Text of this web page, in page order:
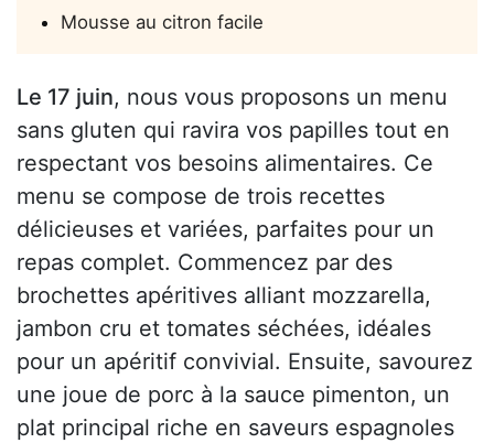
Mousse au citron facile
Le 17 juin, nous vous proposons un menu
sans gluten qui ravira vos papilles tout en
respectant vos besoins alimentaires. Ce
menu se compose de trois recettes
délicieuses et variées, parfaites pour un
repas complet. Commencez par des
brochettes apéritives alliant mozzarella,
jambon cru et tomates séchées, idéales
pour un apéritif convivial. Ensuite, savourez
une joue de porc à la sauce pimenton, un
plat principal riche en saveurs espagnoles